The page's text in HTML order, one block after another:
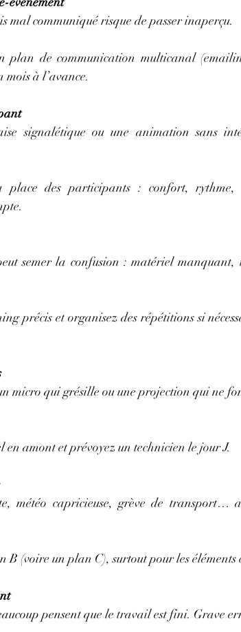
mal communiqué risque de passer inaperçu.
de communication multicanal
à l’avance.
signalétique ou une animation sans
des participants : confort, rythme,
semer la confusion : matériel manquant,
précis et organisez des répétitions si
micro qui grésille ou une projection qui ne
en amont et prévoyez un technicien le jour J.
météo capricieuse, grève de transport…
(voire un plan C), surtout pour les éléments
pensent que le travail est fini. Grave